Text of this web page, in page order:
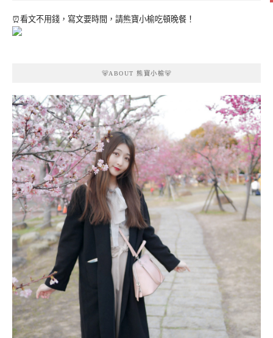
⏰看文不用錢，寫文要時間，請熊寶小榆吃頓晚餐！
🐻ABOUT 熊寶小榆🐻